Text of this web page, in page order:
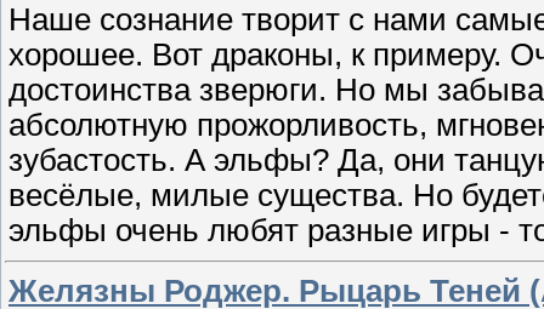
Наше сознание творит с нами
хорошее. Вот драконы, к примеру.
достоинства зверюги. Но мы
абсолютную прожорливость,
зубастость. А эльфы? Да, они
весёлые, милые существа. Но
эльфы очень любят разные игры -
Желязны Роджер. Рыцарь Теней